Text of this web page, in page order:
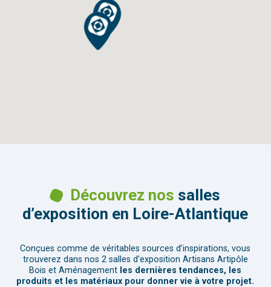
Découvrez nos salles
d’exposition en Loire-Atlantique
Conçues comme de véritables sources d’inspirations, vous
trouverez dans nos 2 salles d’exposition Artisans Artipôle
Bois et Aménagement les dernières tendances, les
produits et les matériaux pour donner vie à votre projet.